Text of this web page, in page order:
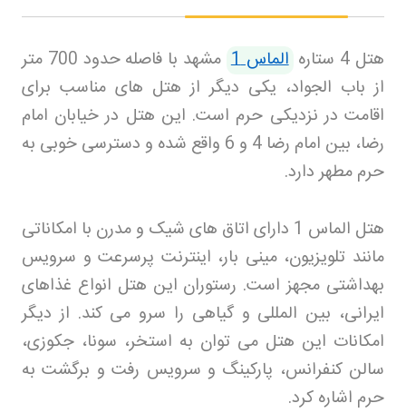
هتل 4 ستاره الماس 1
مشهد با فاصله حدود 700 متر
از باب الجواد، یکی دیگر از هتل های مناسب برای
اقامت در نزدیکی حرم است. این هتل در خیابان امام
رضا، بین امام رضا 4 و 6 واقع شده و دسترسی خوبی به
حرم مطهر دارد.
هتل الماس 1 دارای اتاق های شیک و مدرن با امکاناتی
مانند تلویزیون، مینی بار، اینترنت پرسرعت و سرویس
بهداشتی مجهز است. رستوران این هتل انواع غذاهای
ایرانی، بین المللی و گیاهی را سرو می کند. از دیگر
امکانات این هتل می توان به استخر، سونا، جکوزی،
سالن کنفرانس، پارکینگ و سرویس رفت و برگشت به
حرم اشاره کرد.